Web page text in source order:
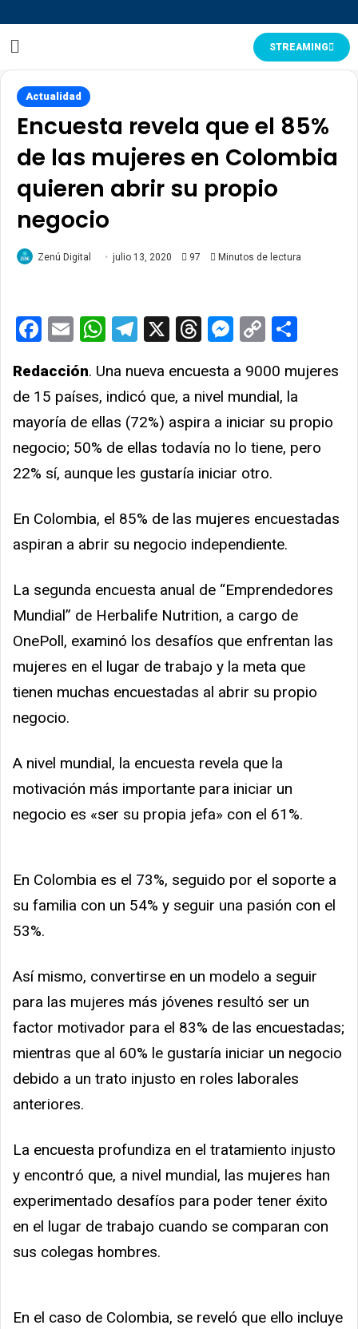
STREAMING
Actualidad
Encuesta revela que el 85%
de las mujeres en Colombia
quieren abrir su propio
negocio
Zenú Digital julio 13, 2020 97 Minutos de lectura
Facebook
EmailWhatsApp
Telegram
X ThreadsCopy
Redacción. Una nueva encuesta a 9000 mujeres
de 15 países, indicó que, a nivel mundial, la
mayoría de ellas (72%) aspira a iniciar su propio
negocio; 50% de ellas todavía no lo tiene, pero
22% sí, aunque les gustaría iniciar otro.
En Colombia, el 85% de las mujeres encuestadas
aspiran a abrir su negocio independiente.
La segunda encuesta anual de “Emprendedores
Mundial” de Herbalife Nutrition, a cargo de
OnePoll, examinó los desafíos que enfrentan las
mujeres en el lugar de trabajo y la meta que
tienen muchas encuestadas al abrir su propio
negocio.
A nivel mundial, la encuesta revela que la
motivación más importante para iniciar un
negocio es «ser su propia jefa» con el 61%.
En Colombia es el 73%, seguido por el soporte a
su familia con un 54% y seguir una pasión con el
53%.
Así mismo, convertirse en un modelo a seguir
para las mujeres más jóvenes resultó ser un
factor motivador para el 83% de las encuestadas;
mientras que al 60% le gustaría iniciar un negocio
debido a un trato injusto en roles laborales
anteriores.
La encuesta profundiza en el tratamiento injusto
y encontró que, a nivel mundial, las mujeres han
experimentado desafíos para poder tener éxito
en el lugar de trabajo cuando se comparan con
sus colegas hombres.
En el caso de Colombia, se reveló que ello incluye